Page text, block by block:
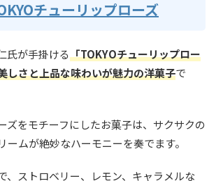
チューリップローズ
氏が手掛ける「TOKYOチューリップロー
しさと上品な味わいが魅力の洋菓子で
ズをモチーフにしたお菓子は、サクサクの
ームが絶妙なハーモニーを奏でます。
、ストロベリー、レモン、キャラメルな